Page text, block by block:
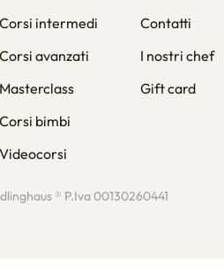
Corsi intermedi
Corsi avanzati
Masterclass
Corsi bimbi
Videocorsi
Contatti
I nostri chef
Gift card
® P.Iva 00130260441